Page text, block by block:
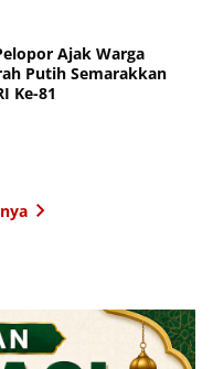
Ajak Warga
Putih Semarakkan
Ke-81